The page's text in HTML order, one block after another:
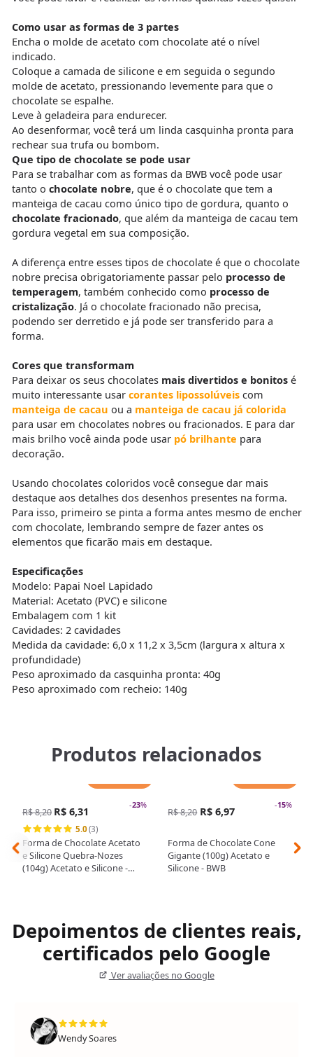
Como usar as formas de 3 partes
Encha o molde de acetato com chocolate até o nível
indicado.
Coloque a camada de silicone e em seguida o segundo
molde de acetato, pressionando levemente para que o
chocolate se espalhe.
Leve à geladeira para endurecer.
Ao desenformar, você terá um linda casquinha pronta para
rechear sua trufa ou bombom.
Que tipo de chocolate se pode usar
Para se trabalhar com as formas da BWB você pode usar
tanto o chocolate nobre, que é o chocolate que tem a
manteiga de cacau como único tipo de gordura, quanto o
chocolate fracionado, que além da manteiga de cacau tem
gordura vegetal em sua composição.
A diferença entre esses tipos de chocolate é que o chocolate
nobre precisa obrigatoriamente passar pelo processo de
temperagem, também conhecido como processo de
cristalização. Já o chocolate fracionado não precisa,
podendo ser derretido e já pode ser transferido para a
forma.
Cores que transformam
Para deixar os seus chocolates mais divertidos e bonitosé
muito interessante usar corantes lipossolúveiscom
manteiga de cacau ou a manteiga de cacau já colorida
para usar em chocolates nobres ou fracionados. E para dar
mais brilho você ainda pode usar pó brilhante para
decoração.
Usando chocolates coloridos você consegue dar mais
destaque aos detalhes dos desenhos presentes na forma.
Para isso, primeiro se pinta a forma antes mesmo de encher
com chocolate, lembrando sempre de fazer antes os
elementos que ficarão mais em destaque.
Especificações
Modelo: Papai Noel Lapidado
Material: Acetato (PVC) e silicone
Embalagem com 1 kit
Cavidades: 2 cavidades
Medida da cavidade: 6,0 x 11,2 x 3,5cm (largura x altura x
profundidade)
Peso aproximado da casquinha pronta: 40g
Peso aproximado com recheio: 140g
Produtos relacionados
-23%
R$ 8,20 R$ 6,31
5.0(3)
Forma de Chocolate Acetato
e Silicone Quebra-Nozes
(104g) Acetato e Silicone -
-15%
R$ 8,20 R$ 6,97
Forma de Chocolate Cone
Gigante (100g) Acetato e
Silicone - BWB
Depoimentos de clientes reais,
certificados pelo Google
Ver avaliações no Google
Wendy Soares